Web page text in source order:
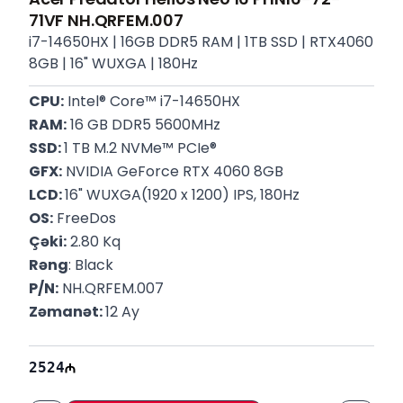
71VF NH.QRFEM.007
i7-14650HX | 16GB DDR5 RAM | 1TB SSD | RTX4060
8GB | 16" WUXGA | 180Hz
CPU: Intel® Core™ i7-14650HX
RAM: 16 GB DDR5 5600MHz
SSD: 1 TB M.2 NVMe™ PCIe®
GFX: NVIDIA GeForce RTX 4060 8GB
LCD: 16" WUXGA(1920 x 1200) IPS, 180Hz
OS: FreeDos
Çəki: 2.80 Kq
Rəng: Black
P/N: NH.QRFEM.007
Zəmanət: 12 Ay
2524